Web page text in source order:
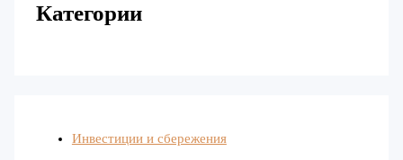
Категории
Инвестиции и сбережения